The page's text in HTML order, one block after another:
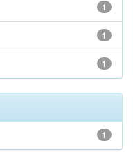
1
1
1
1